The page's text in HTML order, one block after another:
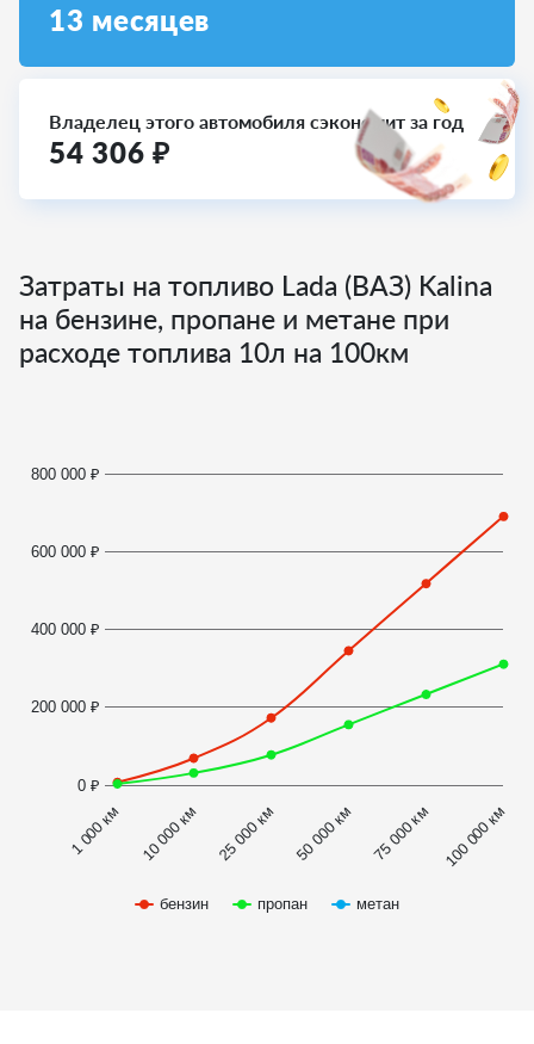
13 месяцев
Владелец этого автомобиля сэкономит за год
54 306 ₽
Затраты на топливо Lada (ВАЗ) Kalina
на бензине, пропане и метане при
расходе топлива 10л на 100км
бензин пропан метан
1 000 км 10 000 км 25 000 км 50 000 км 75 000 км 100 000 км
0 ₽
200 000 ₽
400 000 ₽
600 000 ₽
800 000 ₽